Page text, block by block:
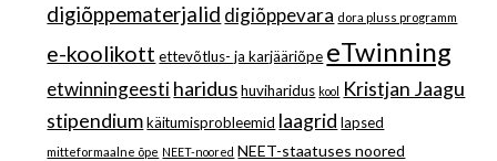
digiõppematerjalid digiõppevara dora pluss programm
e-koolikott ettevõtlus- ja karjääriõpe eTwinning
etwinningeestiharidus huviharidus kool Kristjan Jaagu
stipendium käitumisprobleemid laagrid lapsed
mitteformaalne õpe NEET-noored NEET-staatuses noored